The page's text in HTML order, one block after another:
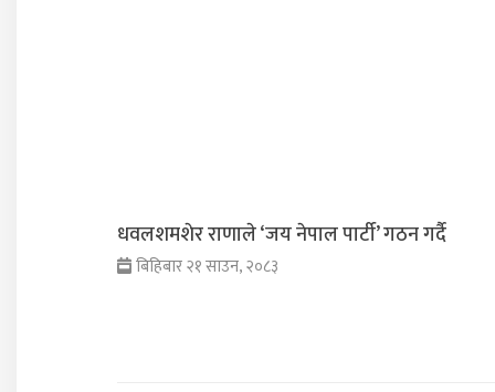
धवलशमशेर राणाले ‘जय नेपाल पार्टी’ गठन गर्दै
बिहिबार २१ साउन, २०८३